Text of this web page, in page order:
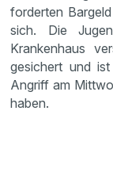
forderten
sich. Die
Krankenhaus
gesichert und
Angriff am
haben.